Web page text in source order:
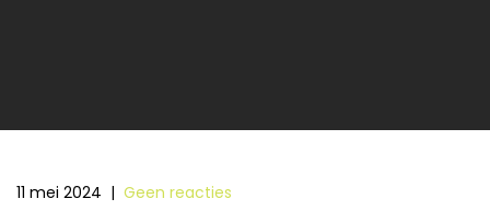
11 mei 2024 | Geen reacties